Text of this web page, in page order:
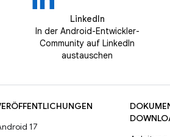
LinkedIn
In der Android-Entwickler-
Community auf LinkedIn
austauschen
17